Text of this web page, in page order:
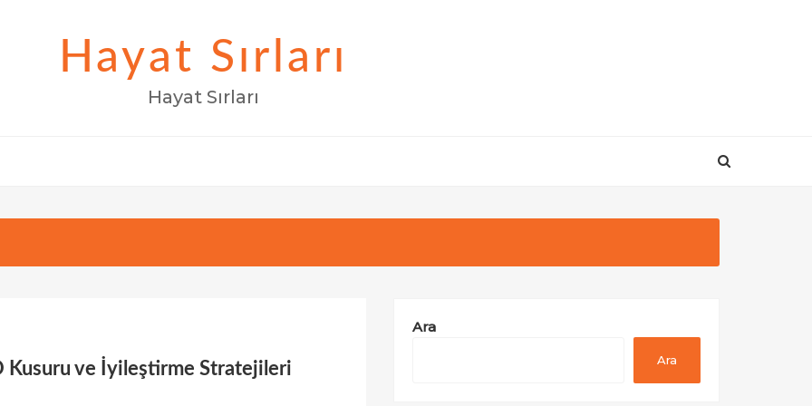
Hayat Sırları
Hayat Sırları
Kusuru ve İyileştirme Stratejileri
Ara
Ara